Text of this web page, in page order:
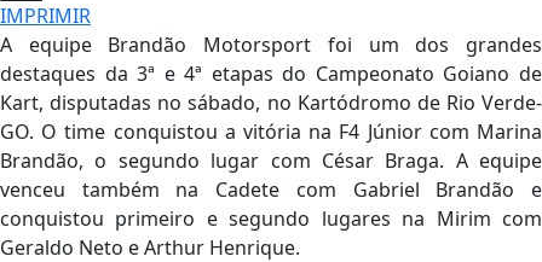
IMPRIMIR
A equipe Brandão Motorsport foi um dos grandes
destaques da 3ª e 4ª etapas do Campeonato Goiano de
Kart, disputadas no sábado, no Kartódromo de Rio Verde-
GO. O time conquistou a vitória na F4 Júnior com Marina
Brandão, o segundo lugar com César Braga. A equipe
venceu também na Cadete com Gabriel Brandão e
conquistou primeiro e segundo lugares na Mirim com
Geraldo Neto e Arthur Henrique.